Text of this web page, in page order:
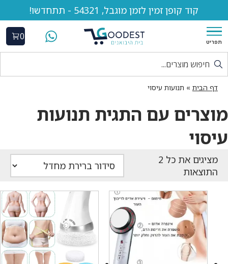
קוד קופן זמין לזמן מוגבל, 54321 - תתחדשו!
תפריט
0
דף הבית » תנועות עיסוי
מוצרים עם התגית תנועות
עיסוי
התוצאות